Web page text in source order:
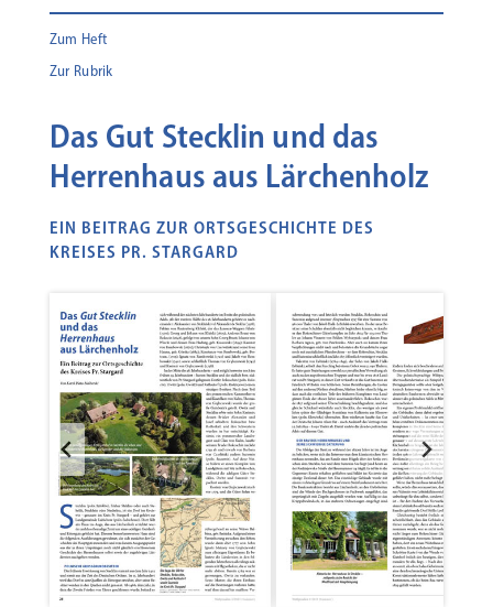
Zum Heft
Zur Rubrik
Das Gut Stecklin und das
Herrenhaus aus Lärchenholz
EIN BEITRAG ZUR ORTSGESCHICHTE DES
KREISES PR. STARGARD